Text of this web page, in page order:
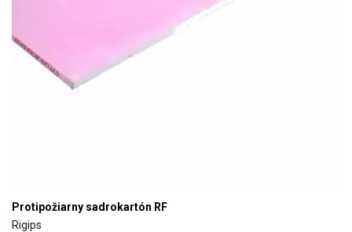
Protipožiarny sadrokartón RF
Rigips